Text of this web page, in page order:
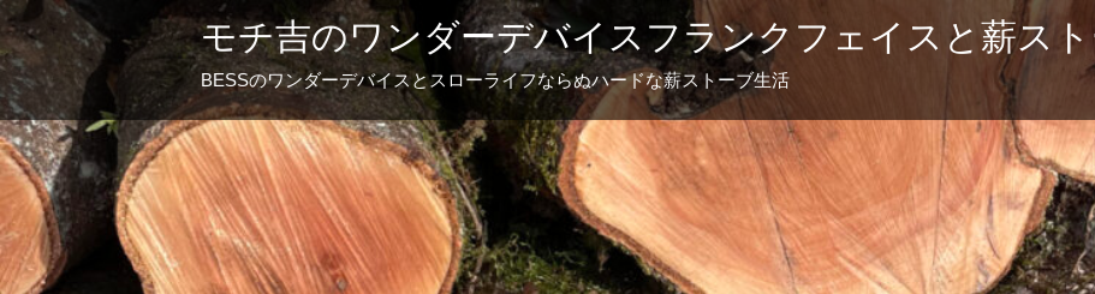
モチ吉のワンダーデバイスフランクフェイスと薪ス
BESSのワンダーデバイスとスローライフならぬハードな薪ストーブ生活